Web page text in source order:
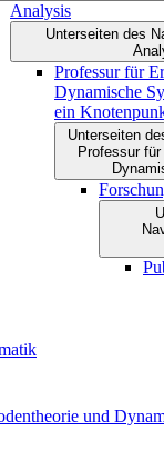
Analysis
Unterseiten des
Professur für
Dynamische
ein
Unterseiten
Professur
und